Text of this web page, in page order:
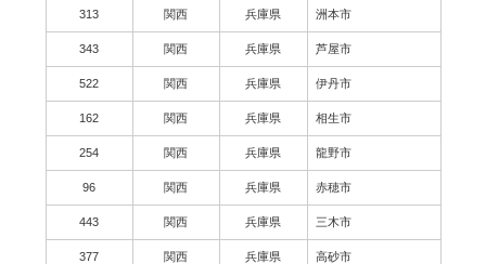
313 関西 兵庫県 洲本市
343 関西 兵庫県 芦屋市
522 関西 兵庫県 伊丹市
162 関西 兵庫県 相生市
254 関西 兵庫県 龍野市
96 関西 兵庫県 赤穂市
443 関西 兵庫県 三木市
377 関西 兵庫県 高砂市